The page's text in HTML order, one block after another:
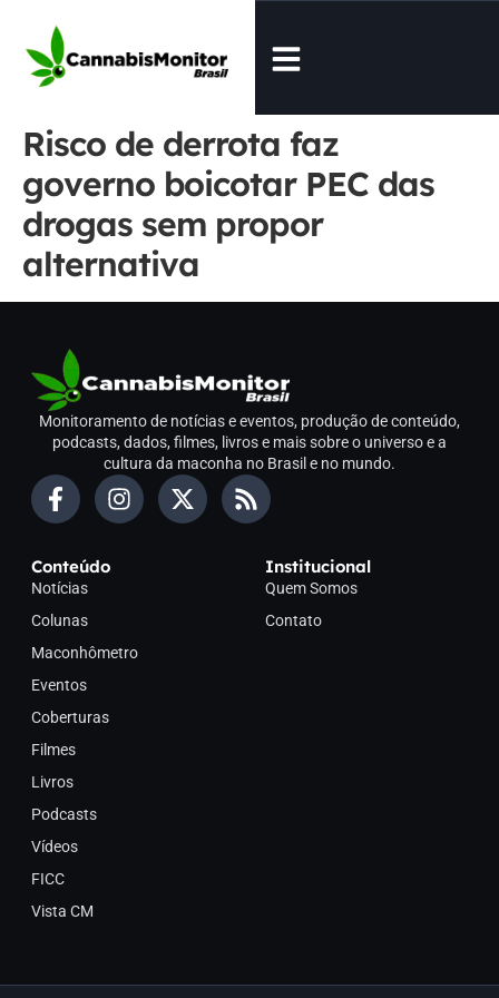
Risco de derrota faz
governo boicotar PEC das
drogas sem propor
alternativa
Monitoramento de notícias e eventos, produção de conteúdo,
podcasts, dados, filmes, livros e mais sobre o universo e a
cultura da maconha no Brasil e no mundo.
Conteúdo
Notícias
Colunas
Maconhômetro
Eventos
Coberturas
Filmes
Livros
Podcasts
Vídeos
FICC
Vista CM
Institucional
Quem Somos
Contato